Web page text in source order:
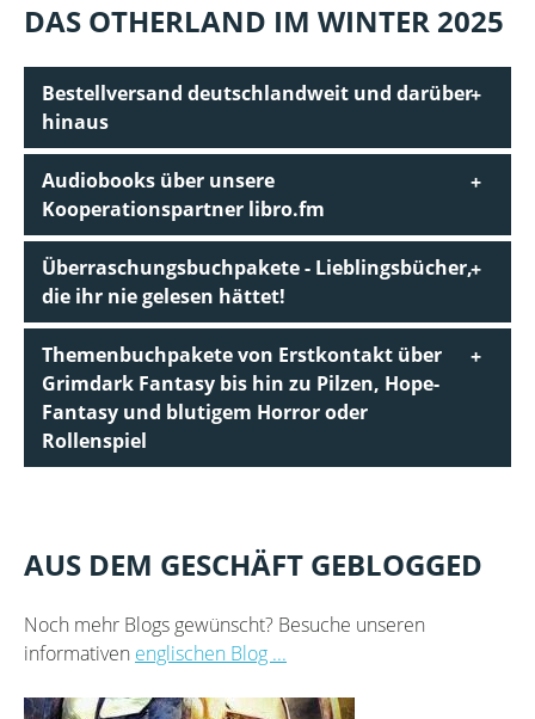
DAS OTHERLAND IM WINTER 2025
Bestellversand deutschlandweit und darüber
hinaus
Audiobooks über unsere
Kooperationspartner libro.fm
Überraschungsbuchpakete - Lieblingsbücher,
die ihr nie gelesen hättet!
Themenbuchpakete von Erstkontakt über
Grimdark Fantasy bis hin zu Pilzen, Hope-
Fantasy und blutigem Horror oder
Rollenspiel
AUS DEM GESCHÄFT GEBLOGGED
Noch mehr Blogs gewünscht? Besuche unseren
informativen englischen Blog ...